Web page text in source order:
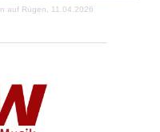
auf Rügen, 11.04.2026